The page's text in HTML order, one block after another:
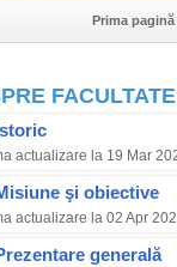
Prima pagină
FACULTATE
actualizare la 19 Mar
şi obiective
actualizare la 02 Apr
generală